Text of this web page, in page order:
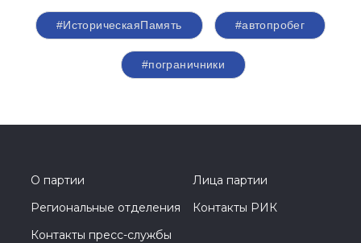
#ИсторическаяПамять #автопробег
#пограничники
О партии
Лица партии
Региональные отделения
Контакты РИК
Контакты пресс-службы